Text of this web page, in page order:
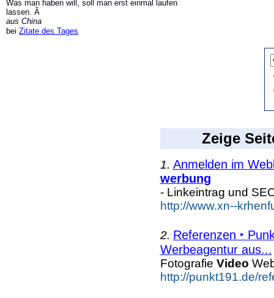
Was man haben will, soll man erst einmal laufen
lassen. Â
aus China
bei Zitate des Tages
Zeige
1. Anmelden im
werbung
- Linkeintrag und
http://www.xn--
2. Referenzen ‣
Werbeagentur aus...
Fotografie Video
http://punkt191.de/